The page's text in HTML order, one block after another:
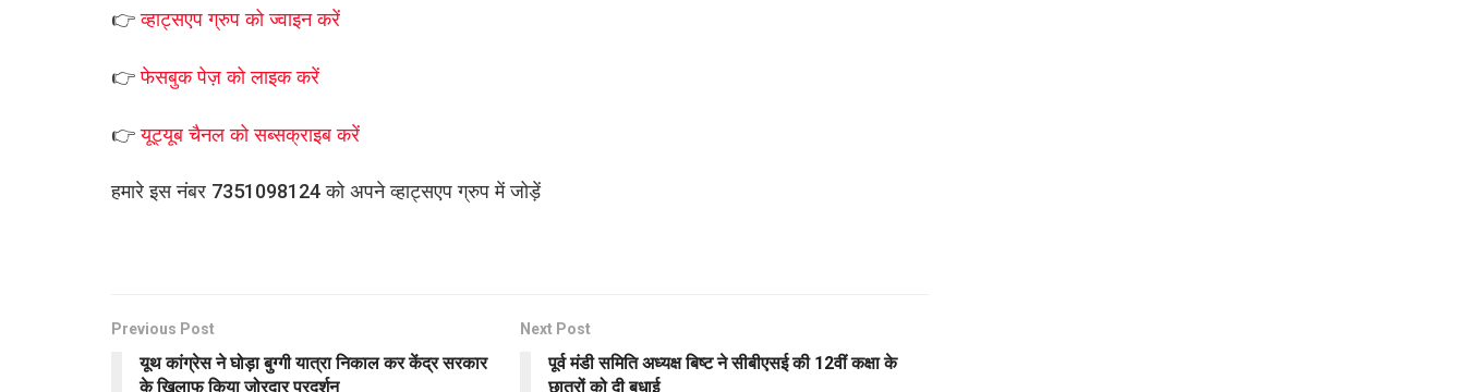
👉व्हाट्सएपग्रुप कोज्वाइन करें
👉फेसबुक पेज़ को लाइक करें
👉यूट्यूब चैनल को सब्सक्राइब करें
हमारे इस नंबर 7351098124 को अपने व्हाट्सएप ग्रुप में जोड़ें
Previous Post
यूथ कांग्रेस ने घोड़ा बुग्गी यात्रा निकाल कर केंद्र सरकार
के खिलाफ किया जोरदार प्रदर्शन
Next Post
पूर्व मंडी समिति अध्यक्ष बिष्ट ने सीबीएसई की 12वीं कक्षा के
छात्रों को दी बधाई